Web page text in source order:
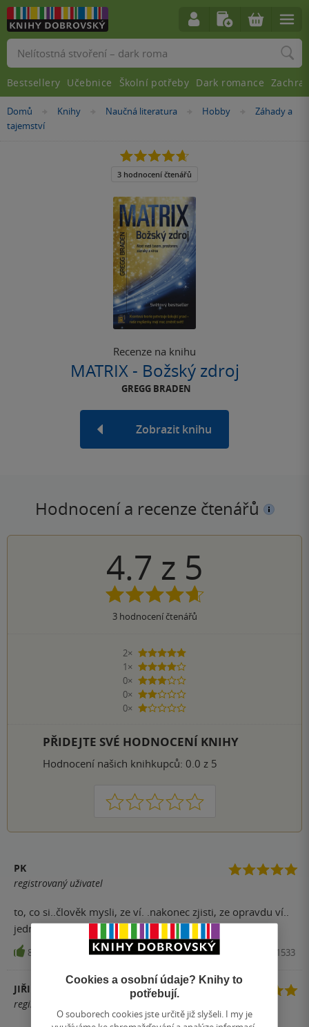
Nacházíte
se
Domů »Knihy »
Naučná literatura »Hobby »
Záhady a
tajemství
Recenze na knihu
MATRIX - Božský zdroj
GREGG BRADEN
Zobrazit knihu
4.7
z
5
3 hodnocení čtenářů
Hodnocení a recenze čtenářů
4.7 z 5
3hodnocení čtenářů
2×
5 hvězdiček
1×
4 hvězdičky
0×
3 hvězdičky
0×
2 hvězdičky
0×
1 hvezdička
PŘIDEJTE SVÉ HODNOCENÍ KNIHY
Hodnocení našich knihkupců: 0.0 z 5
1 2 3 4 5
PK
registrovaný uživatel
to, co si..člověk mysli, ze ví. .nakonec zjisti, ze opravdu ví..
jednoduché a zcela jasne..
86 Kniha, Metafora, 2009, 9788073591533
JIŘINA VYHLÍDALOVÁ
registrovaný uživatel
Vyhledávání
Bestsellery Učebnice Školní potřeby Dark romance
Cookies a osobní údaje? Knihy to
potřebují.
O souborech cookies jste určitě již slyšeli. I my je